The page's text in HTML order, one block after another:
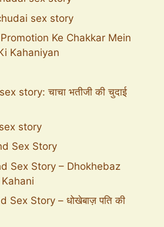
sex story
Ke Chakkar Mein
Kahaniyan
story: चाचा भतीजी की चुदाई
story
Sex Story
Sex Story – Dhokhebaz
Sex Story – धोखेबाज़ पति की